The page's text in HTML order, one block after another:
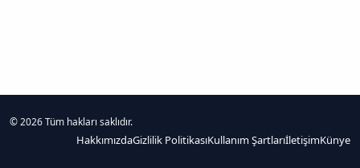
©2026Tüm hakları saklıdır.
HakkımızdaGizlilik PolitikasıKullanım ŞartlarıİletişimKünye